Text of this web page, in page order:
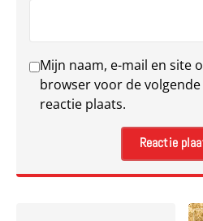
Mijn naam, e-mail en site
browser voor de
reactie plaats.